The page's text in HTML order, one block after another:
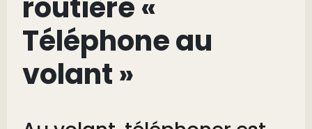
routière «
Téléphone au
volant »